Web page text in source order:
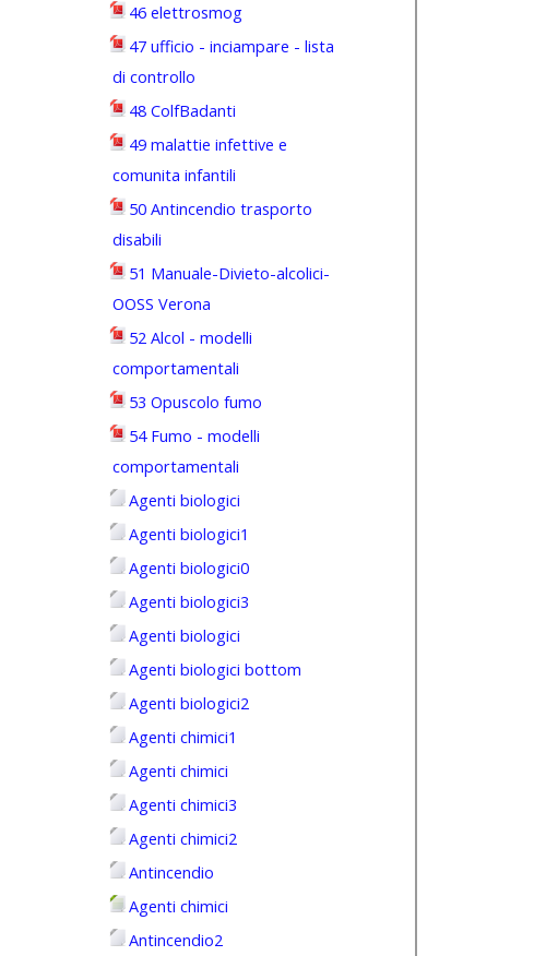
46 elettrosmog
47 ufficio - inciampare - lista
di controllo
48 ColfBadanti
49 malattie infettive e
comunita infantili
50 Antincendio trasporto
disabili
51 Manuale-Divieto-alcolici-
OOSS Verona
52 Alcol - modelli
comportamentali
53 Opuscolo fumo
54 Fumo - modelli
comportamentali
Agenti biologici
Agenti biologici1
Agenti biologici0
Agenti biologici3
Agenti biologici
Agenti biologici bottom
Agenti biologici2
Agenti chimici1
Agenti chimici
Agenti chimici3
Agenti chimici2
Antincendio
Agenti chimici
Antincendio2